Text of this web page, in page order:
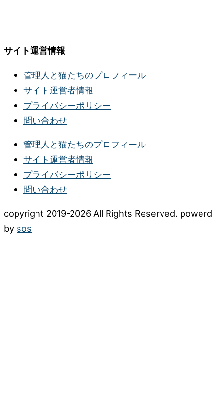
サイト運営情報
管理人と猫たちのプロフィール
サイト運営者情報
プライバシーポリシー
問い合わせ
管理人と猫たちのプロフィール
サイト運営者情報
プライバシーポリシー
問い合わせ
copyright 2019-2026 All Rights Reserved. powerd
by sos